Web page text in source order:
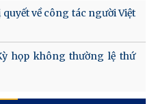
về công tác người Việt
họp không thường lệ thứ